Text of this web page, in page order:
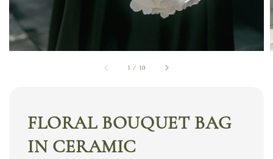
1 / 10
FLORAL BOUQUET BAG
IN CERAMIC